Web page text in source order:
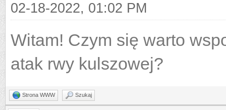
02-18-2022, 01:02 PM
Witam! Czym się warto
atak rwy kulszowej?
Strona WWW Szukaj